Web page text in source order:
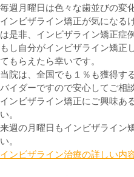
毎週月曜日は色々な歯並びの変
インビザライン矯正が気になる
は是非、インビザライン矯正症
もし自分がインビザライン矯正
てもらえたら幸いです。
当院は、全国でも１％も獲得す
バイダーですので安心してご相
インビザライン矯正にご興味あ
い。
来週の月曜日もインビザライン
い。
インビザライン治療の詳しい内